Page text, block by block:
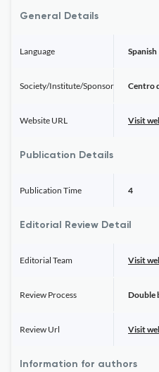
General Details
Language Spanish
Society/Institute/Sponsor Centro
Website URL Visit
Publication Details
Publication Time 4
Editorial Review Detail
Editorial Team Visit
Review Process Double
Review Url Visit
Information for authors